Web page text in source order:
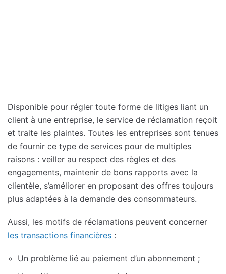
Disponible pour régler toute forme de litiges liant un
client à une entreprise, le service de réclamation reçoit
et traite les plaintes. Toutes les entreprises sont tenues
de fournir ce type de services pour de multiples
raisons : veiller au respect des règles et des
engagements, maintenir de bons rapports avec la
clientèle, s’améliorer en proposant des offres toujours
plus adaptées à la demande des consommateurs.
Aussi, les motifs de réclamations peuvent concerner
les transactions financières :
Un problème lié au paiement d’un abonnement ;